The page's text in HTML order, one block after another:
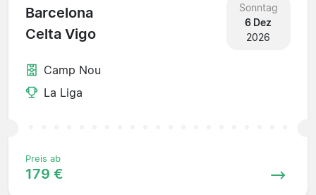
Barcelona
Celta Vigo
Sonntag
6 Dez
2026
Camp Nou
La Liga
Preis ab
179 €